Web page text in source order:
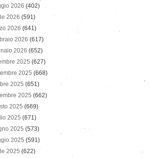
2026 (402)
2026 (591)
2026 (641)
2026 (617)
2026 (652)
2025 (627)
2025 (668)
2025 (651)
2025 (662)
2025 (669)
2025 (671)
2025 (573)
2025 (591)
2025 (622)